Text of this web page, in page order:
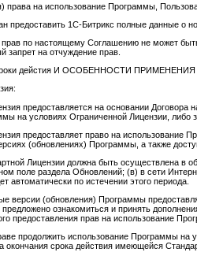
права на использование Программы,
предоставить 1С-Битрикс полные данные о
прав по настоящему Соглашению не может
запрет на отчуждение прав.
дейстия И ОСОБЕННОСТИ ПРИМЕНЕНИЯ
предоставляется на основании
на условиях Ограниченной Лицензии, либо
предоставляет право на использование
(обновлениях) Программы, а также
Лицензии должна быть осуществлена в
поле раздела Обновлений; (в) в сети
автоматически по истечении этого периода.
версии (обновления) Программы
ознакомиться и принять
предоставления прав на использование
продолжить использование Программы на
окончания срока действия имеющейся